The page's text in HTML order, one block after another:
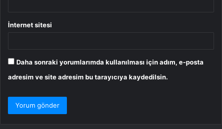
İnternet sitesi
Daha sonraki yorumlarımda kullanılması için adım, e-posta
adresim ve site adresim bu tarayıcıya kaydedilsin.